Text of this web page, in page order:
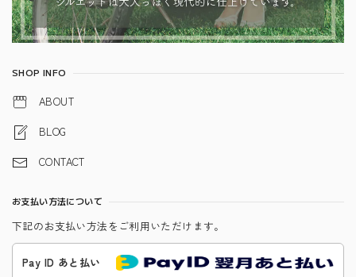
SHOP INFO
ABOUT
BLOG
CONTACT
お支払い方法について
下記のお支払い方法をご利用いただけます。
Pay ID あと払い